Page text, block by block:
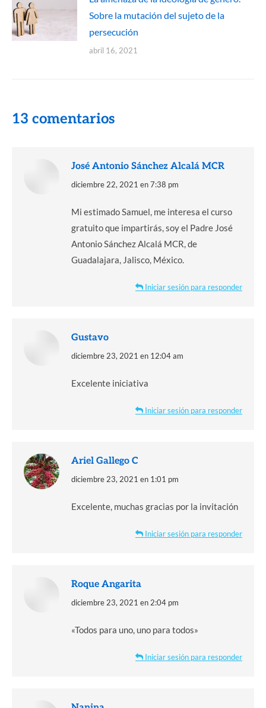
Sobre la mutación del sujeto de la
persecución
abril 16, 2021
13 comentarios
José Antonio Sánchez Alcalá MCR
dice:
diciembre 22, 2021 en 7:38 pm
Mi estimado Samuel, me interesa el curso
gratuito que impartirás, soy el Padre José
Antonio Sánchez Alcalá MCR, de
Guadalajara, Jalisco, México.
Iniciar sesión para responder
Gustavo
dice:
diciembre 23, 2021 en 12:04 am
Excelente iniciativa
Iniciar sesión para responder
Ariel Gallego C
dice:
diciembre 23, 2021 en 1:01 pm
Excelente, muchas gracias por la invitación
Iniciar sesión para responder
Roque Angarita
dice:
diciembre 23, 2021 en 2:04 pm
«Todos para uno, uno para todos»
Iniciar sesión para responder